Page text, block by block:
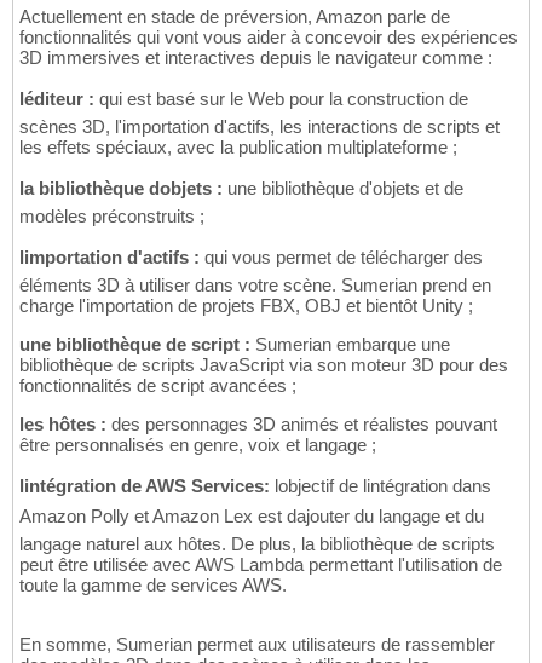
Actuellement en stade de préversion, Amazon parle de
fonctionnalités qui vont vous aider à concevoir des expériences
3D immersives et interactives depuis le navigateur comme :
léditeur : qui est basé sur le Web pour la construction de
scènes 3D, l'importation d'actifs, les interactions de scripts et
les effets spéciaux, avec la publication multiplateforme ;
la bibliothèque dobjets : une bibliothèque d'objets et de
modèles préconstruits ;
limportation d'actifs : qui vous permet de télécharger des
éléments 3D à utiliser dans votre scène. Sumerian prend en
charge l'importation de projets FBX, OBJ et bientôt Unity ;
une bibliothèque de script : Sumerian embarque une
bibliothèque de scripts JavaScript via son moteur 3D pour des
fonctionnalités de script avancées ;
les hôtes : des personnages 3D animés et réalistes pouvant
être personnalisés en genre, voix et langage ;
lintégration de AWS Services: lobjectif de lintégration dans
Amazon Polly et Amazon Lex est dajouter du langage et du
langage naturel aux hôtes. De plus, la bibliothèque de scripts
peut être utilisée avec AWS Lambda permettant l'utilisation de
toute la gamme de services AWS.
En somme, Sumerian permet aux utilisateurs de rassembler